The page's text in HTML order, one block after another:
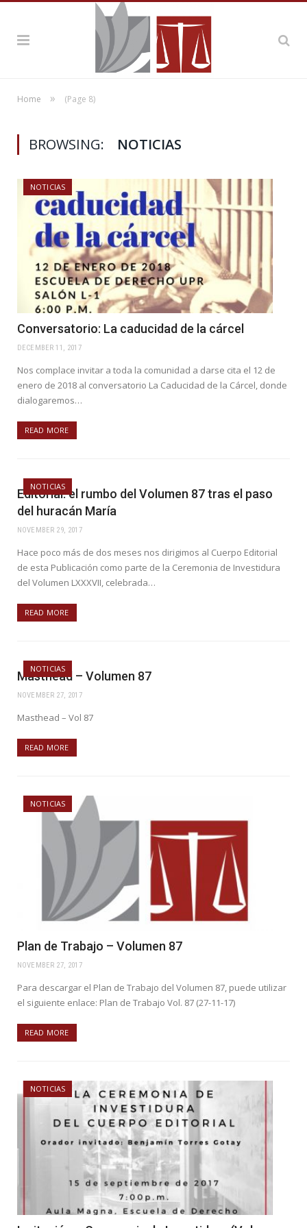
Home » (Page 8)
BROWSING: NOTICIAS
NOTICIAS
Conversatorio: La caducidad de la cárcel
DECEMBER 11, 2017
Nos complace invitar a toda la comunidad a darse cita el 12 de
enero de 2018 al conversatorio La Caducidad de la Cárcel, donde
dialogaremos…
READ MORE
NOTICIAS
Editorial: el rumbo del Volumen 87 tras el paso
del huracán María
NOVEMBER 29, 2017
Hace poco más de dos meses nos dirigimos al Cuerpo Editorial
de esta Publicación como parte de la Ceremonia de Investidura
del Volumen LXXXVII, celebrada…
READ MORE
NOTICIAS
Masthead – Volumen 87
NOVEMBER 27, 2017
Masthead – Vol 87
READ MORE
NOTICIAS
Plan de Trabajo – Volumen 87
NOVEMBER 27, 2017
Para descargar el Plan de Trabajo del Volumen 87, puede utilizar
el siguiente enlace: Plan de Trabajo Vol. 87 (27-11-17)
READ MORE
NOTICIAS